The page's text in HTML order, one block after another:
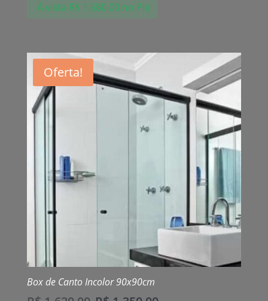
À vista R$ 1.680,00 no Pix
Oferta!
Box de Canto Incolor 90x90cm